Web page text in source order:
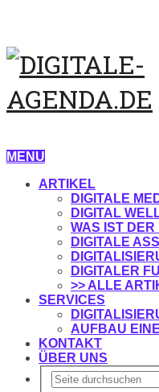
MENU
ARTIKEL
DIGITALE
DIGITAL
WAS IST
DIGITALE
DIGITALER
>> ALLE
SERVICES
AUFBAU
KONTAKT
ÜBER UNS